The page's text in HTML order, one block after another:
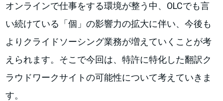
オンラインで仕事をする環境が整う中、OLCでも言
い続けている「個」の影響力の拡大に伴い、今後も
よりクライドソーシング業務が増えていくことが考
えられます。そこで今回は、特許に特化した翻訳ク
ラウドワークサイトの可能性について考えていきま
す。